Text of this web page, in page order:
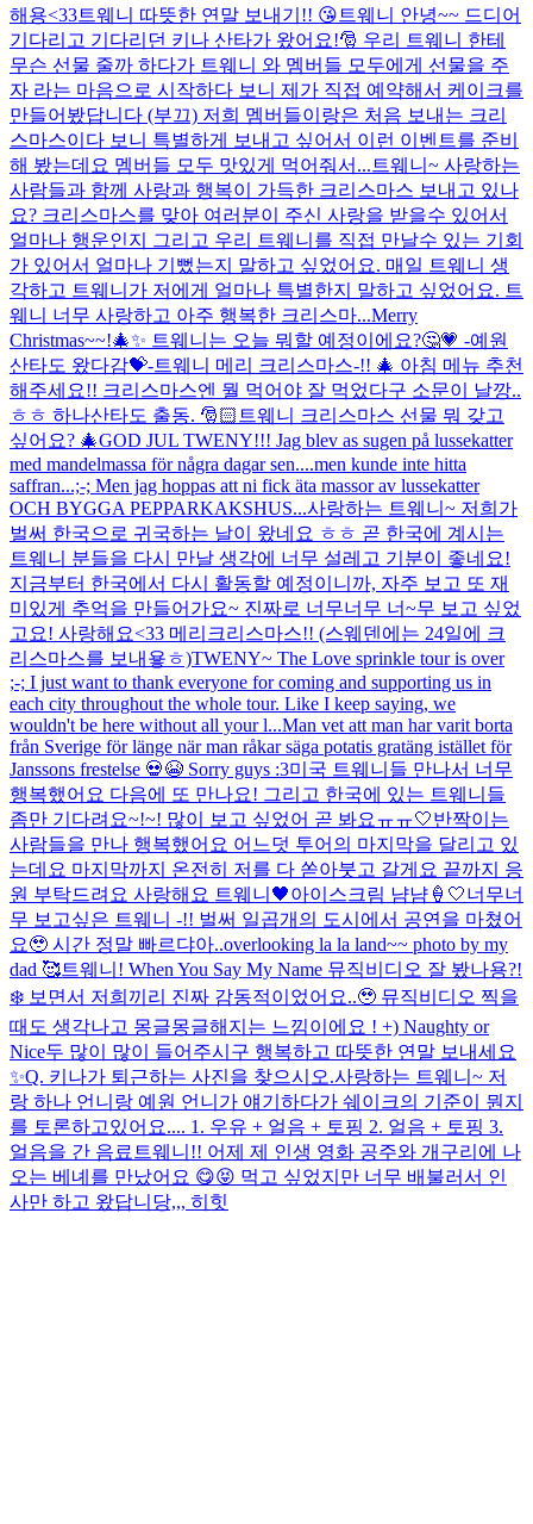
해용<33트웨니 따뜻한 연말 보내기!! 😘 트웨니 안녕~~ 드디어
기다리고 기다리던 키나 산타가 왔어요!🎅 우리 트웨니 한테
무슨 선물 줄까 하다가 트웨니 와 멤버들 모두에게 선물을 주
자 라는 마음으로 시작하다 보니 제가 직접 예약해서 케이크를
만들어봤답니다 (부끄) 저희 멤버들이랑은 처음 보내는 크리
스마스이다 보니 특별하게 보내고 싶어서 이런 이벤트를 준비
해 봤는데요 멤버들 모두 맛있게 먹어줘서... 트웨니~ 사랑하는
사람들과 함께 사랑과 행복이 가득한 크리스마스 보내고 있나
요? 크리스마스를 맞아 여러분이 주신 사랑을 받을수 있어서
얼마나 행운인지 그리고 우리 트웨니를 직접 만날수 있는 기회
가 있어서 얼마나 기뻤는지 말하고 싶었어요. 매일 트웨니 생
각하고 트웨니가 저에게 얼마나 특별한지 말하고 싶었어요. 트
웨니 너무 사랑하고 아주 행복한 크리스마...Merry
Christmas~~!🎄✨ 트웨니는 오늘 뭐할 예정이에요?🤔💗 -예원
산타도 왔다감💝-트웨니 메리 크리스마스-!! 🎄 아침 메뉴 추천
해주세요!! 크리스마스엔 뭘 먹어야 잘 먹었다구 소문이 날깡..
ㅎㅎ 하나산타도 출동. 🎅🏻 트웨니 크리스마스 선물 뭐 갖고
싶어요? 🎄GOD JUL TWENY!!! Jag blev as sugen på lussekatter
med mandelmassa för några dagar sen....men kunde inte hitta
saffran...;-; Men jag hoppas att ni fick äta massor av lussekatter
OCH BYGGA PEPPARKAKSHUS...사랑하는 트웨니~ 저희가
벌써 한국으로 귀국하는 날이 왔네요 ㅎㅎ 곧 한국에 계시는
트웨니 분들을 다시 만날 생각에 너무 설레고 기분이 좋네요!
지금부터 한국에서 다시 활동할 예정이니까, 자주 보고 또 재
미있게 추억을 만들어가요~ 진짜로 너무너무 너~무 보고 싶었
고요! 사랑해요<33 메리크리스마스!! (스웨덴에는 24일에 크
리스마스를 보내욯ㅎ)TWENY~ The Love sprinkle tour is over
;-; I just want to thank everyone for coming and supporting us in
each city throughout the whole tour. Like I keep saying, we
wouldn't be here without all your l...Man vet att man har varit borta
från Sverige för länge när man råkar säga potatis gratäng istället för
Janssons frestelse 💀😭 Sorry guys :3미국 트웨니들 만나서 너무
행복했어요 다음에 또 만나요! 그리고 한국에 있는 트웨니들
좀만 기다려요~!~! 많이 보고 싶었어 곧 봐요ㅠㅠ🤍반짝이는
사람들을 만나 행복했어요 어느덧 투어의 마지막을 달리고 있
는데요 마지막까지 온전히 저를 다 쏟아붓고 갈게요 끝까지 응
원 부탁드려요 사랑해요 트웨니🖤아이스크림 냠냠🍦🤍너무너
무 보고싶은 트웨니 -!! 벌써 일곱개의 도시에서 공연을 마쳤어
요🥹 시간 정말 빠르댜아..overlooking la la land~~ photo by my
dad 🥰트웨니! When You Say My Name 뮤직비디오 잘 봤나용?!
❄️ 보면서 저희끼리 진짜 감동적이었어요..🥹 뮤직비디오 찍을
때도 생각나고 몽글몽글해지는 느낌이에요 ! +) Naughty or
Nice두 많이 많이 들어주시구 행복하고 따뜻한 연말 보내세요
✨Q. 키나가 퇴근하는 사진을 찾으시오.사랑하는 트웨니~ 저
랑 하나 언니랑 예원 언니가 얘기하다가 쉐이크의 기준이 뭔지
를 토론하고있어요.... 1. 우유 + 얼음 + 토핑 2. 얼음 + 토핑 3.
얼음을 간 음료 트웨니!! 어제 제 인생 영화 공주와 개구리에 나
오는 베녜를 만났어요 😋😝 먹고 싶었지만 너무 배불러서 인
사만 하고 왔답니당,,, 히힛